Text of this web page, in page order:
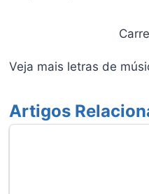
Veja mais letras de
Artigos